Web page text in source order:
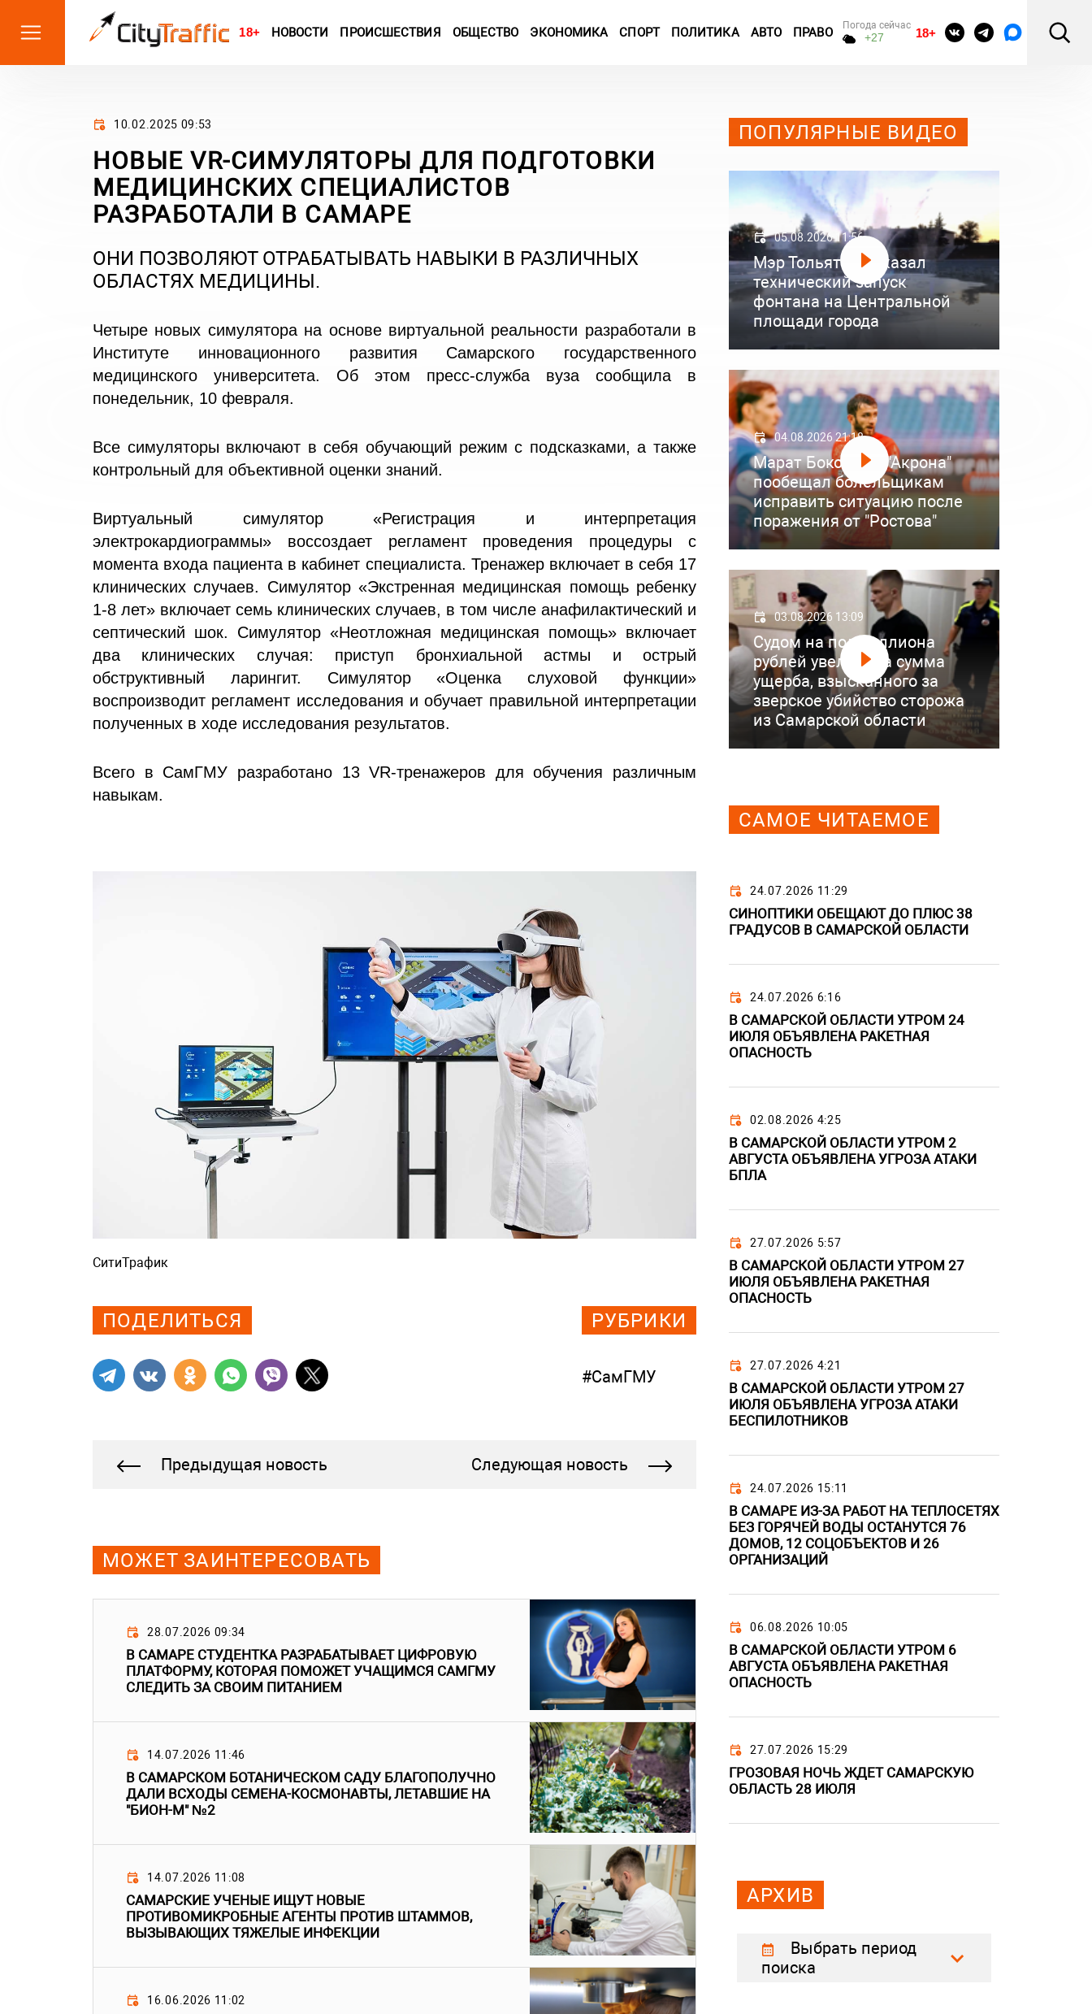
18+ НОВОСТИ ПРОИСШЕСТВИЯ ОБЩЕСТВО ЭКОНОМИКА СПОРТ ПОЛИТИКА АВТО ПРАВО Погода сейчас
+27 18+
10.02.2025 09:53
НОВЫЕ VR-СИМУЛЯТОРЫ ДЛЯ ПОДГОТОВКИ
МЕДИЦИНСКИХ СПЕЦИАЛИСТОВ
РАЗРАБОТАЛИ В САМАРЕ
ОНИ ПОЗВОЛЯЮТ ОТРАБАТЫВАТЬ НАВЫКИ В РАЗЛИЧНЫХ
ОБЛАСТЯХ МЕДИЦИНЫ.
Четыре новых симулятора на основе виртуальной реальности разработали в
Институте инновационного развития Самарского государственного
медицинского университета. Об этом пресс-служба вуза сообщила в
понедельник, 10 февраля.
Все симуляторы включают в себя обучающий режим с подсказками, а также
контрольный для объективной оценки знаний.
Виртуальный симулятор «Регистрация и интерпретация
электрокардиограммы» воссоздает регламент проведения процедуры с
момента входа пациента в кабинет специалиста. Тренажер включает в себя 17
клинических случаев. Симулятор «Экстренная медицинская помощь ребенку
1-8 лет» включает семь клинических случаев, в том числе анафилактический и
септический шок. Симулятор «Неотложная медицинская помощь» включает
два клинических случая: приступ бронхиальной астмы и острый
обструктивный ларингит. Симулятор «Оценка слуховой функции»
воспроизводит регламент исследования и обучает правильной интерпретации
полученных в ходе исследования результатов.
Всего в СамГМУ разработано 13 VR-тренажеров для обучения различным
навыкам.
СитиТрафик
ПОДЕЛИТЬСЯ РУБРИКИ
#СамГМУ
Предыдущая новость Следующая новость
МОЖЕТ ЗАИНТЕРЕСОВАТЬ
28.07.2026 09:34
В САМАРЕ СТУДЕНТКА РАЗРАБАТЫВАЕТ ЦИФРОВУЮ
ПЛАТФОРМУ, КОТОРАЯ ПОМОЖЕТ УЧАЩИМСЯ САМГМУ
СЛЕДИТЬ ЗА СВОИМ ПИТАНИЕМ
14.07.2026 11:46
В САМАРСКОМ БОТАНИЧЕСКОМ САДУ БЛАГОПОЛУЧНО
ДАЛИ ВСХОДЫ СЕМЕНА-КОСМОНАВТЫ, ЛЕТАВШИЕ НА
"БИОН-М" №2
14.07.2026 11:08
САМАРСКИЕ УЧЕНЫЕ ИЩУТ НОВЫЕ
ПРОТИВОМИКРОБНЫЕ АГЕНТЫ ПРОТИВ ШТАММОВ,
ВЫЗЫВАЮЩИХ ТЯЖЕЛЫЕ ИНФЕКЦИИ
16.06.2026 11:02
ПОПУЛЯРНЫЕ ВИДЕО
05.08.2026 11:56
Мэр Тольятти показал
технический запуск
фонтана на Центральной
площади города
04.08.2026 21:18
Марат Бокоев из "Акрона"
пообещал болельщикам
исправить ситуацию после
поражения от "Ростова"
03.08.2026 13:09
Судом на полмиллиона
рублей увеличена сумма
ущерба, взысканного за
зверское убийство сторожа
из Самарской области
САМОЕ ЧИТАЕМОЕ
24.07.2026 11:29
СИНОПТИКИ ОБЕЩАЮТ ДО ПЛЮС 38
ГРАДУСОВ В САМАРСКОЙ ОБЛАСТИ
24.07.2026 6:16
В САМАРСКОЙ ОБЛАСТИ УТРОМ 24
ИЮЛЯ ОБЪЯВЛЕНА РАКЕТНАЯ
ОПАСНОСТЬ
02.08.2026 4:25
В САМАРСКОЙ ОБЛАСТИ УТРОМ 2
АВГУСТА ОБЪЯВЛЕНА УГРОЗА АТАКИ
БПЛА
27.07.2026 5:57
В САМАРСКОЙ ОБЛАСТИ УТРОМ 27
ИЮЛЯ ОБЪЯВЛЕНА РАКЕТНАЯ
ОПАСНОСТЬ
27.07.2026 4:21
В САМАРСКОЙ ОБЛАСТИ УТРОМ 27
ИЮЛЯ ОБЪЯВЛЕНА УГРОЗА АТАКИ
БЕСПИЛОТНИКОВ
24.07.2026 15:11
В САМАРЕ ИЗ-ЗА РАБОТ НА ТЕПЛОСЕТЯХ
БЕЗ ГОРЯЧЕЙ ВОДЫ ОСТАНУТСЯ 76
ДОМОВ, 12 СОЦОБЪЕКТОВ И 26
ОРГАНИЗАЦИЙ
06.08.2026 10:05
В САМАРСКОЙ ОБЛАСТИ УТРОМ 6
АВГУСТА ОБЪЯВЛЕНА РАКЕТНАЯ
ОПАСНОСТЬ
27.07.2026 15:29
ГРОЗОВАЯ НОЧЬ ЖДЕТ САМАРСКУЮ
ОБЛАСТЬ 28 ИЮЛЯ
АРХИВ
Выбрать период
поиска